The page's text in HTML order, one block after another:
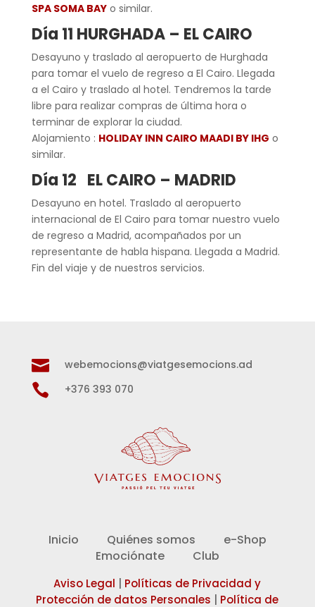
SPA SOMA BAYo similar.
Día 11 HURGHADA – EL CAIRO
Desayuno y traslado al aeropuerto de Hurghada
para tomar el vuelo de regreso a El Cairo. Llegada
a el Cairo y traslado al hotel. Tendremos la tarde
libre para realizar compras de última hora o
terminar de explorar la ciudad.
Alojamiento : HOLIDAY INN CAIRO MAADI BY IHG o
similar.
Día 12 EL CAIRO – MADRID
Desayuno en hotel. Traslado al aeropuerto
internacional de El Cairo para tomar nuestro vuelo
de regreso a Madrid, acompañados por un
representante de habla hispana. Llegada a Madrid.
Fin del viaje y de nuestros servicios.
 webemocions@viatgesemocions.ad
 +376 393 070
Inicio Quiénes somos
e-Shop
Emociónate
Club
Aviso Legal
Políticas de Privacidad y
Protección de datos Personales
Política de